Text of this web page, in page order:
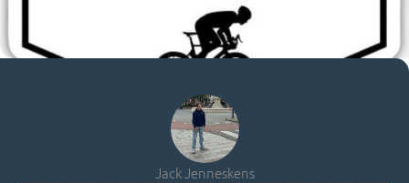
Jack Jenneskens